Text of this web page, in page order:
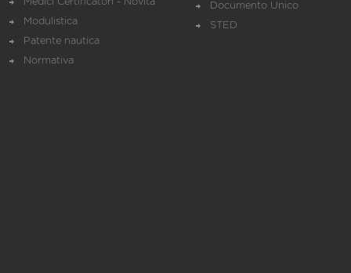
Modulistica
Patente nautica
Normativa
Documento Unico
STED